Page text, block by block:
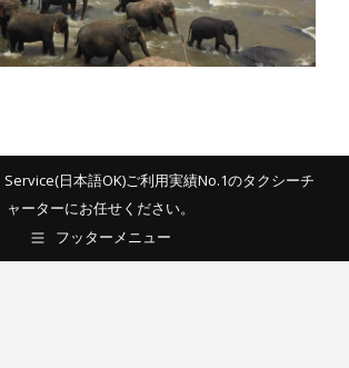
日本語OK)ご利用実績No.1のタクシーチ
ャーターにお任せください。
フッターメニュー